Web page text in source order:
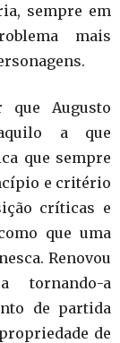
sempre em
mais
Augusto
a que
que sempre
e critério
críticas e
que uma
Renovou
tornando-a
de partida
de